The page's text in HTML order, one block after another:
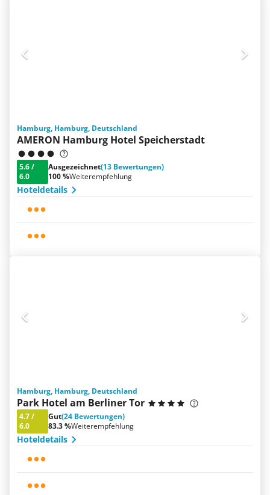
Hamburg, Hamburg, Deutschland
AMERON Hamburg Hotel Speicherstadt
5.6/
6.0
Ausgezeichnet(13 Bewertungen)
100 %Weiterempfehlung
Hoteldetails
Hamburg, Hamburg, Deutschland
Park Hotel am Berliner Tor
4.7/
6.0
Gut(24 Bewertungen)
83.3 %Weiterempfehlung
Hoteldetails